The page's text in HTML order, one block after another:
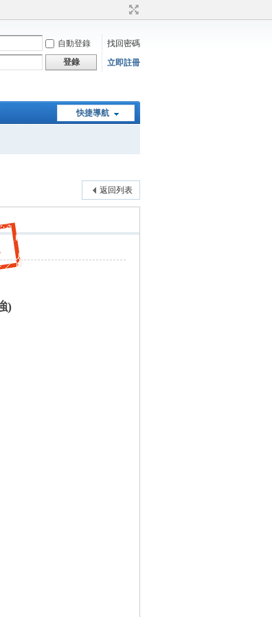
自動登錄
找回密碼
登錄 立即註冊
快捷導航
返回列表
)